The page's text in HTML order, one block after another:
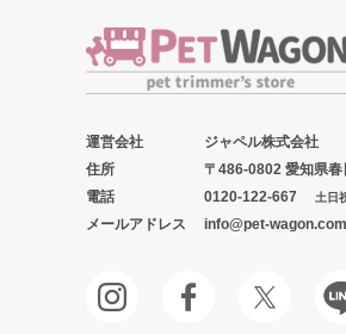
運営会社
ジャペル株式会社
住所
〒486-0802 愛知県
電話
0120-122-667 土日
メールアドレス info@pet-wagon.com